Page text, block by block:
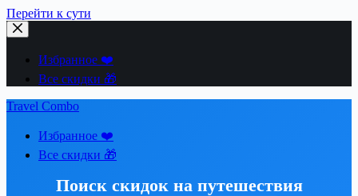
Перейти к сути
Избранное ❤️
Все скидки 🎁
Travel Combo
Избранное ❤️
Все скидки 🎁
Поиск скидок на путешествия